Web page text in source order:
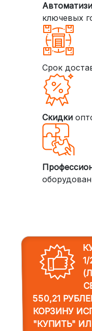
ключевых
Срок
Скидки
1/
550,21
КОРЗИНУ
"КУПИТЬ"